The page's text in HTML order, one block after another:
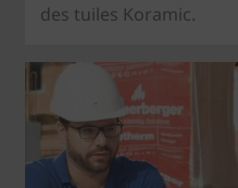
des tuiles Koramic.